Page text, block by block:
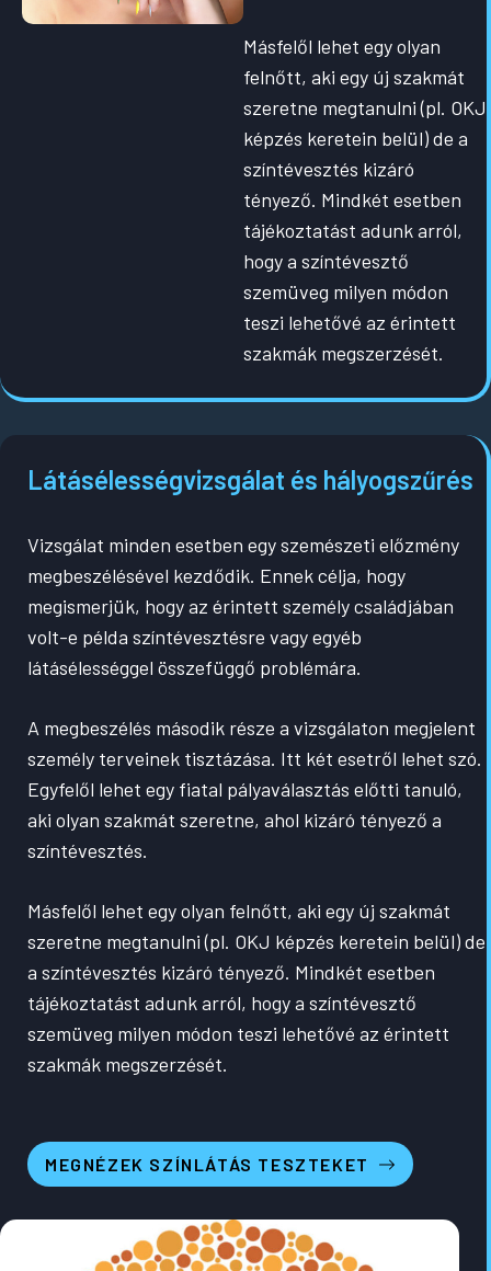
Másfelől lehet egy olyan
felnőtt, aki egy új szakmát
szeretne megtanulni (pl. OKJ
képzés keretein belül) de a
színtévesztés kizáró
tényező. Mindkét esetben
tájékoztatást adunk arról,
hogy a színtévesztő
szemüveg milyen módon
teszi lehetővé az érintett
szakmák megszerzését.
Látásélességvizsgálat és hályogszűrés
Vizsgálat minden esetben egy szemészeti előzmény
megbeszélésével kezdődik. Ennek célja, hogy
megismerjük, hogy az érintett személy családjában
volt-e példa színtévesztésre vagy egyéb
látásélességgel összefüggő problémára.
A megbeszélés második része a vizsgálaton megjelent
személy terveinek tisztázása. Itt két esetről lehet szó.
Egyfelől lehet egy fiatal pályaválasztás előtti tanuló,
aki olyan szakmát szeretne, ahol kizáró tényező a
színtévesztés.
Másfelől lehet egy olyan felnőtt, aki egy új szakmát
szeretne megtanulni (pl. OKJ képzés keretein belül) de
a színtévesztés kizáró tényező. Mindkét esetben
tájékoztatást adunk arról, hogy a színtévesztő
szemüveg milyen módon teszi lehetővé az érintett
szakmák megszerzését.
MEGNÉZEK SZÍNLÁTÁS TESZTEKET